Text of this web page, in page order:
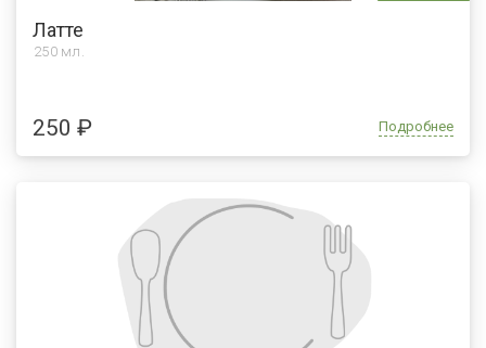
Латте
250 мл.
250 ₽ Подробнее